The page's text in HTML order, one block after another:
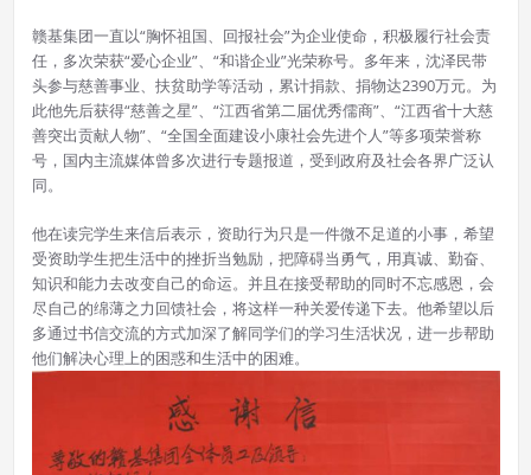
赣基集团一直以“胸怀祖国、回报社会”为企业使命，积极履行社会责
任，多次荣获“爱心企业”、“和谐企业”光荣称号。多年来，沈泽民带
头参与慈善事业、扶贫助学等活动，累计捐款、捐物达2390万元。为
此他先后获得“慈善之星”、“江西省第二届优秀儒商”、“江西省十大慈
善突出贡献人物”、“全国全面建设小康社会先进个人”等多项荣誉称
号，国内主流媒体曾多次进行专题报道，受到政府及社会各界广泛认
同。
他在读完学生来信后表示，资助行为只是一件微不足道的小事，希望
受资助学生把生活中的挫折当勉励，把障碍当勇气，用真诚、勤奋、
知识和能力去改变自己的命运。并且在接受帮助的同时不忘感恩，会
尽自己的绵薄之力回馈社会，将这样一种关爱传递下去。他希望以后
多通过书信交流的方式加深了解同学们的学习生活状况，进一步帮助
他们解决心理上的困惑和生活中的困难。